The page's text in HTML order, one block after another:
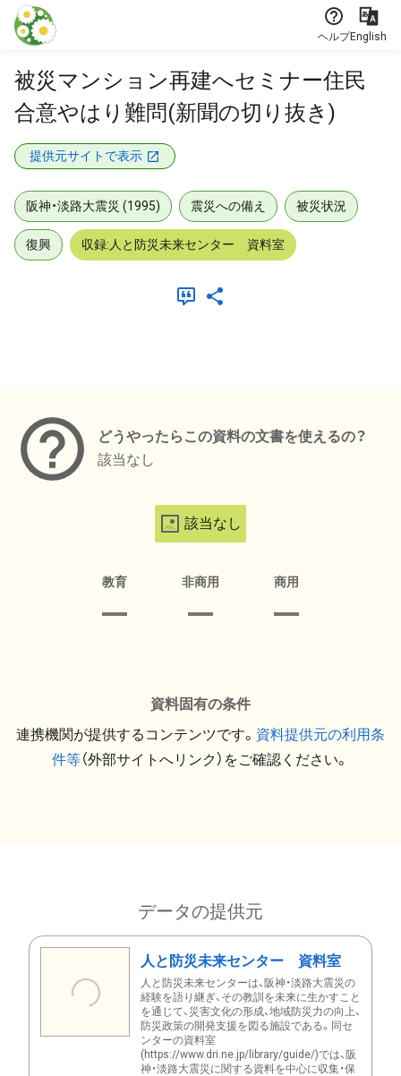
本文に飛ぶ
ヘルプEnglish
被災マンション再建へセミナー住民
合意やはり難問(新聞の切り抜き)
提供元サイトで表示
阪神・淡路大震災 (1995) 震災への備え 被災状況
復興 収録:人と防災未来センター 資料室
どうやったらこの資料の文書を使えるの？
該当なし
該当なし
教育 非商用 商用
資料固有の条件
連携機関が提供するコンテンツです。 資料提供元の利用条
件等（外部サイトへリンク）をご確認ください。
データの提供元
人と防災未来センター 資料室
人と防災未来センターは、阪神・淡路大震災の
経験を語り継ぎ、その教訓を未来に生かすこと
を通じて、災害文化の形成、地域防災力の向上、
防災政策の開発支援を図る施設である。同セ
ンターの資料室
(https://www.dri.ne.jp/library/guide/)では、阪
神・淡路大震災に関する資料を中心に収集・保